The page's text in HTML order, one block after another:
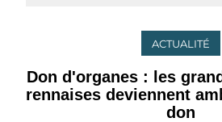
ACTUALITÉ
Don d'organes : les
rennaises deviennent
don